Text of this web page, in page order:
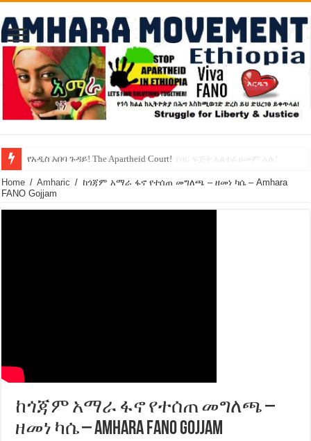
የኢዜማው መሪ ብርሃኑ ነጋ ኢትዮጵያ ውስጥ የዘር ፍጅት አልተፈፀመም አሉ!
የአዲስ አበባ ጉዳይ! The Apartheid Court!
Home / Amharic / ከጎጃም አማራ ፋኖ የተሰጠ መግለጫ – ዘመነ ካሴ – Amhara
FANO Gojjam
ከጎጃም አማራ ፋኖ የተሰጠ መግለጫ –
ዘመነ ካሴ – Amhara FANO Gojjam